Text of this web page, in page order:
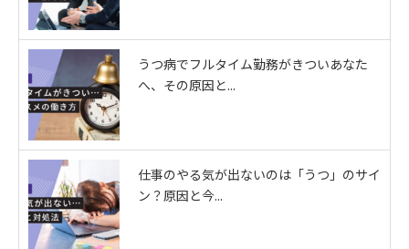
うつ病でフルタイム勤務がきついあなた
へ、その原因と...
仕事のやる気が出ないのは「うつ」のサイ
ン？原因と今...